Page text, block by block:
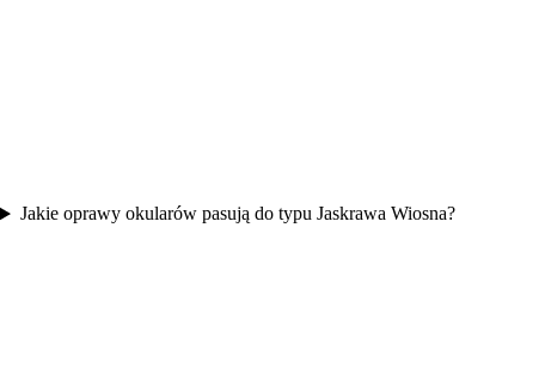
Jakie oprawy okularów pasują do typu Jaskrawa Wiosna?